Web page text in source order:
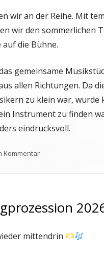
wir an der Reihe. Mit
wir den sommerlichen
die Bühne.
gemeinsame
allen Richtungen. Da
zu klein war,
Instrument zu finden
eindrucksvoll.
Kommentarzu Gratulation an
mittendrin